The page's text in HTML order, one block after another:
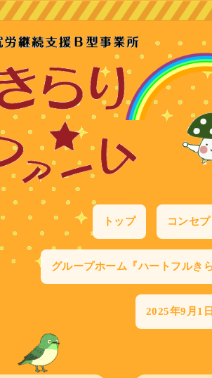
トップ コンセプ
グループホーム『ハートフルき
2025年9月1